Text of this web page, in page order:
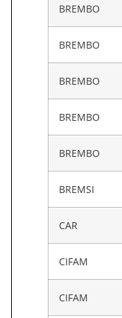
BREMBO
BREMBO
BREMBO
BREMBO
BREMBO
BREMSI
CAR
CIFAM
CIFAM